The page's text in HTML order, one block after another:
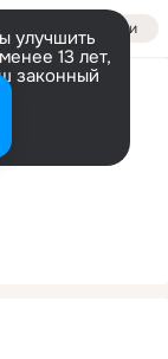
Войти
улучшить
13 лет,
законный